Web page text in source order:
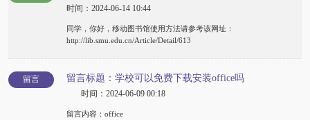
时间：2024-06-14 10:44
同学，你好，移动图书馆使用方法请参考该网址：
http://lib.smu.edu.cn/Article/Detail/613
留言 留言标题：学校可以免费下载安装office吗
时间：2024-06-09 00:18
留言内容：office